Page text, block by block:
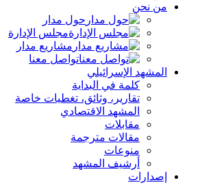
من نحن
حول مدار
مجلس الإدارة
مشاريع مدار
تواصل معنا
المشهد الإسرائيلي
كلمة في البداية
تقارير، وثائق، تغطيات خاصة
المشهد الاقتصادي
مقابلات
مقالات مترجمة
منوعات
أرشيف المشهد
إصدارات